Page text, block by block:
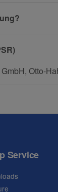
Otto-
Service